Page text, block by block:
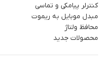
کنترلر پیامکی و تماسی
مبدل موبایل به ریموت
محافظ ولتاژ
محصولات جدید